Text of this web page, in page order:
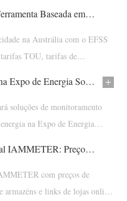
solar fotovoltaico
eletricidade
FV
IAMMETER EFSS: Ferramenta Baseada em Dados para Encontrar o Plano de Eletricidade Mais Barato
na Austrália com o EFSS
TOU, tarifas de
consumo.
IAMMETER Exibirá na Expo de Energia Solar PV & Armazenamento de Guangzhou 2025
soluções de monitoramento
na Expo de Energia
Guia de Compra Global IAMMETER: Preços, Armazéns e Plataformas Online
com preços de
armazéns e links de lojas online